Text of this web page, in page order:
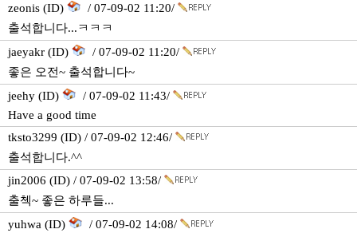
zeonis (ID)
/ 07-09-02 11:20/
출석합니다...ㅋㅋㅋ
jaeyakr (ID)
/ 07-09-02 11:20/
좋은 오전~ 출석합니다~
jeehy (ID)
/ 07-09-02 11:43/
Have a good time
tksto3299 (ID) / 07-09-02 12:46/
출석합니다.^^
jin2006 (ID) / 07-09-02 13:58/
출첵~ 좋은 하루들...
yuhwa (ID)
/ 07-09-02 14:08/